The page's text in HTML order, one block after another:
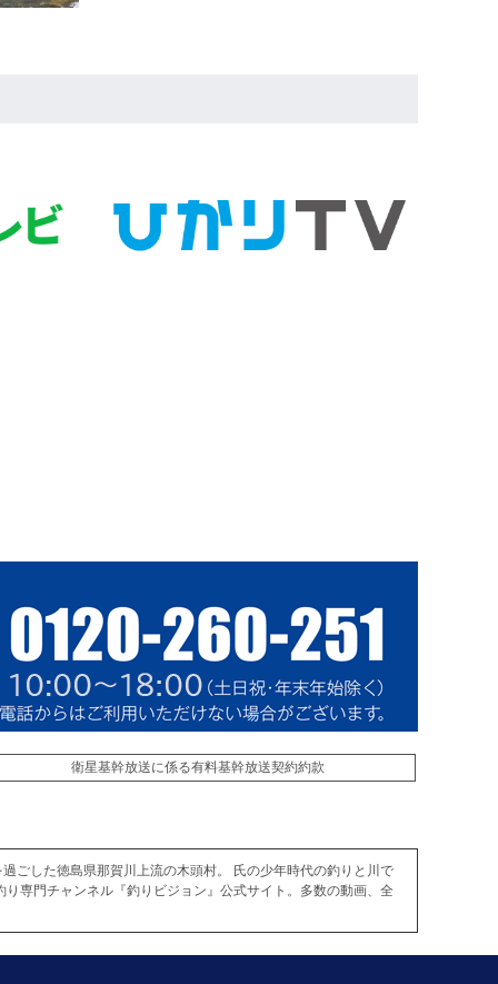
衛星基幹放送に係る有料基幹放送契約約款
ごした徳島県那賀川上流の木頭村。 氏の少年時代の釣りと川で
専門チャンネル『釣りビジョン』公式サイト。多数の動画、全